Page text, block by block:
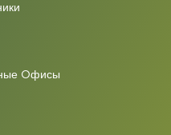
Oфисы